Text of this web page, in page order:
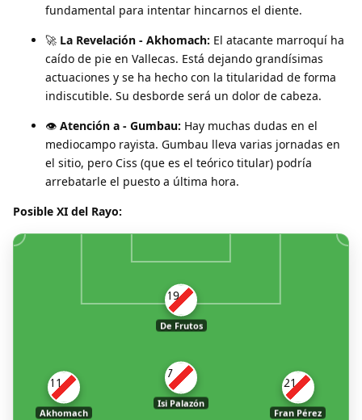
fundamental para intentar hincarnos el diente.
🚀 La Revelación - Akhomach: El atacante marroquí ha
caído de pie en Vallecas. Está dejando grandísimas
actuaciones y se ha hecho con la titularidad de forma
indiscutible. Su desborde será un dolor de cabeza.
👁️ Atención a - Gumbau: Hay muchas dudas en el
mediocampo rayista. Gumbau lleva varias jornadas en
el sitio, pero Ciss (que es el teórico titular) podría
arrebatarle el puesto a última hora.
Posible XI del Rayo:
11
Akhomach
7
Isi Palazón
21
Fran Pérez
19
De Frutos